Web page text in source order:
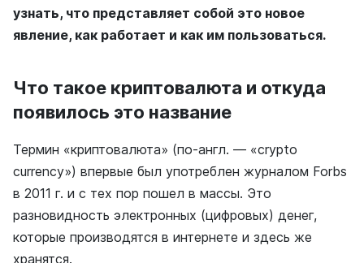
узнать, что представляет собой это новое
явление, как работает и как им пользоваться.
Что такое криптовалюта и откуда
появилось это название
Термин «криптовалюта» (по-англ. — «crypto
currency») впервые был употреблен журналом Forbs
в 2011 г. и с тех пор пошел в массы. Это
разновидность электронных (цифровых) денег,
которые производятся в интернете и здесь же
хранятся.